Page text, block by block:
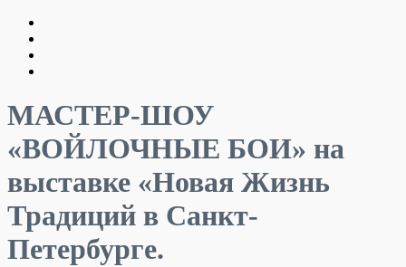
МАСТЕР-ШОУ
«ВОЙЛОЧНЫЕ БОИ» на
выставке «Новая Жизнь
Традиций в Санкт-
Петербурге.